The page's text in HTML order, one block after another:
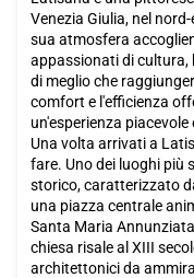
l'opportunità di visitare
biglietto Italo per un
Venezia Giulia, nel
sua atmosfera
appassionati di cultura,
di meglio che
comfort e l'efficienza
un'esperienza piacevole
Una volta arrivati a
fare. Uno dei luoghi più
storico, caratterizzato
una piazza centrale
Santa Maria
chiesa risale al XIII
architettonici da